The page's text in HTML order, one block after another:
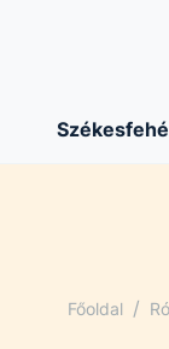
Főoldal /